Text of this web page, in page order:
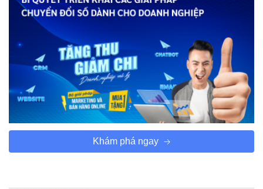
Khám phá ngay